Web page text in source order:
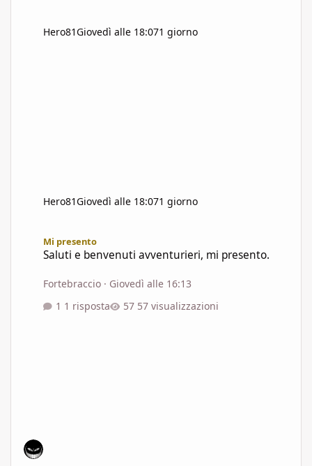
Hero81 Giovedì alle 18:071 giorno
Hero81 Giovedì alle 18:071 giorno
Mi presento
Saluti e benvenuti avventurieri, mi presento.
Fortebraccio · Giovedì alle 16:13
1 risposta
57 visualizzazioni